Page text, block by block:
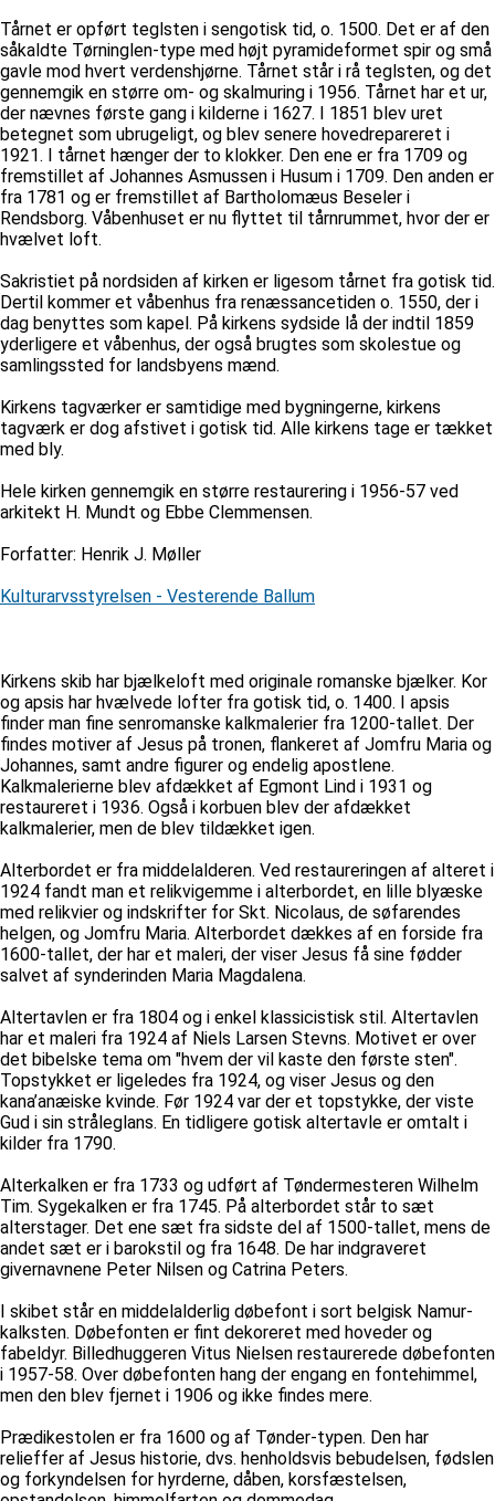
Tårnet er opført teglsten i sengotisk tid, o. 1500. Det er af den
såkaldte Tørninglen-type med højt pyramideformet spir og små
gavle mod hvert verdenshjørne. Tårnet står i rå teglsten, og det
gennemgik en større om- og skalmuring i 1956. Tårnet har et ur,
der nævnes første gang i kilderne i 1627. I 1851 blev uret
betegnet som ubrugeligt, og blev senere hovedrepareret i
1921. I tårnet hænger der to klokker. Den ene er fra 1709 og
fremstillet af Johannes Asmussen i Husum i 1709. Den anden er
fra 1781 og er fremstillet af Bartholomæus Beseler i
Rendsborg. Våbenhuset er nu flyttet til tårnrummet, hvor der er
hvælvet loft.
Sakristiet på nordsiden af kirken er ligesom tårnet fra gotisk tid.
Dertil kommer et våbenhus fra renæssancetiden o. 1550, der i
dag benyttes som kapel. På kirkens sydside lå der indtil 1859
yderligere et våbenhus, der også brugtes som skolestue og
samlingssted for landsbyens mænd.
Kirkens tagværker er samtidige med bygningerne, kirkens
tagværk er dog afstivet i gotisk tid. Alle kirkens tage er tækket
med bly.
Hele kirken gennemgik en større restaurering i 1956-57 ved
arkitekt H. Mundt og Ebbe Clemmensen.
Forfatter: Henrik J. Møller
Kulturarvsstyrelsen - Vesterende Ballum
Kirkens skib har bjælkeloft med originale romanske bjælker. Kor
og apsis har hvælvede lofter fra gotisk tid, o. 1400. I apsis
finder man fine senromanske kalkmalerier fra 1200-tallet. Der
findes motiver af Jesus på tronen, flankeret af Jomfru Maria og
Johannes, samt andre figurer og endelig apostlene.
Kalkmalerierne blev afdækket af Egmont Lind i 1931 og
restaureret i 1936. Også i korbuen blev der afdækket
kalkmalerier, men de blev tildækket igen.
Alterbordet er fra middelalderen. Ved restaureringen af alteret i
1924 fandt man et relikvigemme i alterbordet, en lille blyæske
med relikvier og indskrifter for Skt. Nicolaus, de søfarendes
helgen, og Jomfru Maria. Alterbordet dækkes af en forside fra
1600-tallet, der har et maleri, der viser Jesus få sine fødder
salvet af synderinden Maria Magdalena.
Altertavlen er fra 1804 og i enkel klassicistisk stil. Altertavlen
har et maleri fra 1924 af Niels Larsen Stevns. Motivet er over
det bibelske tema om "hvem der vil kaste den første sten".
Topstykket er ligeledes fra 1924, og viser Jesus og den
kana’anæiske kvinde. Før 1924 var der et topstykke, der viste
Gud i sin stråleglans. En tidligere gotisk altertavle er omtalt i
kilder fra 1790.
Alterkalken er fra 1733 og udført af Tøndermesteren Wilhelm
Tim. Sygekalken er fra 1745. På alterbordet står to sæt
alterstager. Det ene sæt fra sidste del af 1500-tallet, mens de
andet sæt er i barokstil og fra 1648. De har indgraveret
givernavnene Peter Nilsen og Catrina Peters.
I skibet står en middelalderlig døbefont i sort belgisk Namur-
kalksten. Døbefonten er fint dekoreret med hoveder og
fabeldyr. Billedhuggeren Vitus Nielsen restaurerede døbefonten
i 1957-58. Over døbefonten hang der engang en fontehimmel,
men den blev fjernet i 1906 og ikke findes mere.
Prædikestolen er fra 1600 og af Tønder-typen. Den har
relieffer af Jesus historie, dvs. henholdsvis bebudelsen, fødslen
og forkyndelsen for hyrderne, dåben, korsfæstelsen,